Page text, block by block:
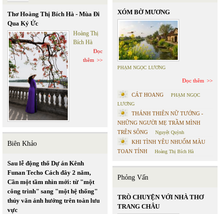
Thơ Hoàng Thị Bích Hà - Mùa Đi
Qua Ký Ức
Hoàng Thị
Bích Hà
Đọc
thêm
Biên Khảo
Sau lễ động thổ Dự án Kênh
Funan Techo Cách đây 2 năm,
Cần một tầm nhìn mới: từ "một
công trình" sang "một hệ thống"
thủy văn ảnh hưởng trên toàn lưu
vực
XÓM BỜ MƯƠNG
PHẠM NGỌC LƯƠNG
Đọc thêm
CÁT HOANG
PHẠM NGỌC
LƯƠNG
THÁNH THIÊN NỮ TƯỚNG -
NHỮNG NGƯỜI MẸ TRẦM MÌNH
TRÊN SÔNG
Nguyệt Quỳnh
KHI TÌNH YÊU NHUỐM MÀU
TOAN TÍNH
Hoàng Thị Bích Hà
Phỏng Vấn
TRÒ CHUYỆN VỚI NHÀ THƠ
TRANG CHÂU